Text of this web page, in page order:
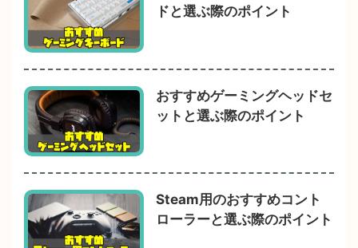
ドと選ぶ際のポイント
おすすめゲーミングヘッドセ
ットと選ぶ際のポイント
Steam用のおすすめコント
ローラーと選ぶ際のポイント